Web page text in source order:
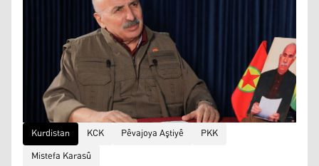
Kurdistan KCK Pêvajoya Aştiyê
PKK
Mistefa Karasû